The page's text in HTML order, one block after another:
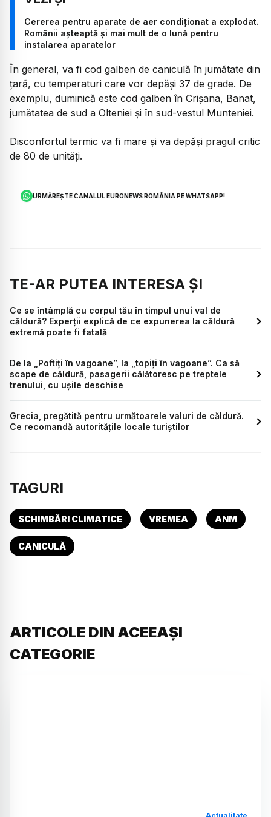
Cererea pentru aparate de aer condiționat a explodat.
Românii așteaptă și mai mult de o lună pentru
instalarea aparatelor
În general, va fi cod galben de caniculă în jumătate din
țară, cu temperaturi care vor depăși 37 de grade. De
exemplu, duminică este cod galben în Crişana, Banat,
jumătatea de sud a Olteniei şi în sud-vestul Munteniei.
Disconfortul termic va fi mare și va depăși pragul critic
de 80 de unități.
URMĂREȘTE CANALUL EURONEWS ROMÂNIA PE WHATSAPP!
TE-AR PUTEA INTERESA ȘI
Ce se întâmplă cu corpul tău în timpul unui val de
căldură? Experții explică de ce expunerea la căldură
extremă poate fi fatală
De la „Poftiți în vagoane”, la „topiți în vagoane”. Ca să
scape de căldură, pasagerii călătoresc pe treptele
trenului, cu ușile deschise
Grecia, pregătită pentru următoarele valuri de căldură.
Ce recomandă autoritățile locale turiștilor
TAGURI
SCHIMBĂRI CLIMATICE VREMEA ANM
CANICULĂ
ARTICOLE DIN ACEEAȘI
CATEGORIE